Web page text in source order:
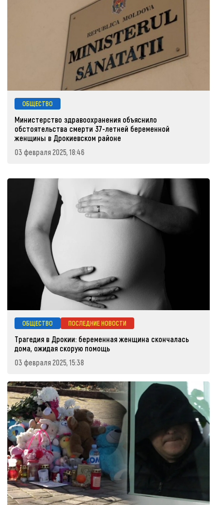
ОБЩЕСТВО
Министерство здравоохранения объяснило
обстоятельства смерти 37-летней беременной
женщины в Дрокиевском районе
03 февраля 2025, 18:46
ОБЩЕСТВО ПОСЛЕДНИЕ НОВОСТИ
Трагедия в Дрокии: беременная женщина скончалась
дома, ожидая скорую помощь
03 февраля 2025, 15:38